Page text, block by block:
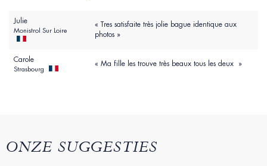
Julie
Monistrol Sur Loire
« Tres satisfaite très jolie bague identique aux
photos »
Carole
Strasbourg
« Ma fille les trouve très beaux tous les deux »
ONZE SUGGESTIES